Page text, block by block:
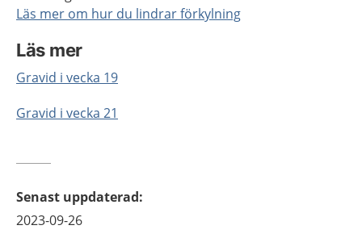
Läs mer om hur du lindrar förkylning
Läs mer
Gravid i vecka 19
Gravid i vecka 21
Senast uppdaterad:
2023-09-26